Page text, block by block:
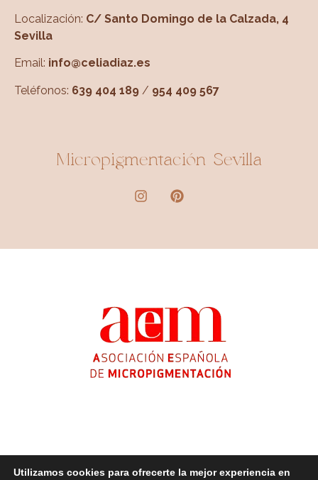
Localización: C/ Santo Domingo de la Calzada, 4
Sevilla
Email: info@celiadiaz.es
Teléfonos: 639 404 189 / 954 409 567
Micropigmentación Sevilla
Utilizamos cookies para ofrecerte la mejor experiencia en